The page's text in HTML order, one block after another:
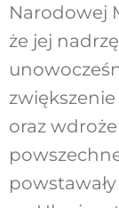
Narodowej
że jej
oraz